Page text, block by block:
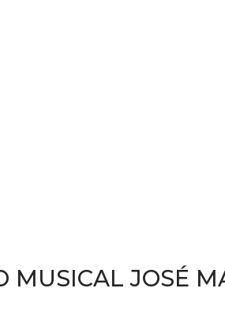
MUSICAL JOSÉ